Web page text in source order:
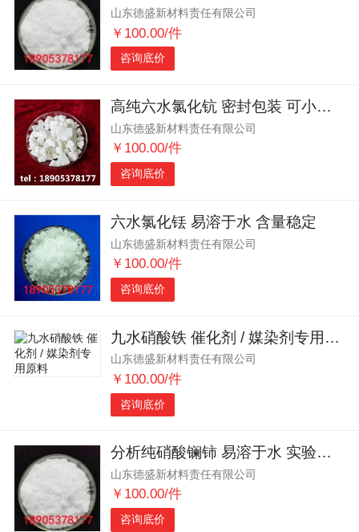
山东德盛新材料责任有限公司
￥100.00/件
咨询底价
高纯六水氯化钪 密封包装 可小批量
山东德盛新材料责任有限公司
￥100.00/件
咨询底价
六水氯化铥 易溶于水 含量稳定
山东德盛新材料责任有限公司
￥100.00/件
咨询底价
九水硝酸铁 催化剂 / 媒染剂专用原料
山东德盛新材料责任有限公司
￥100.00/件
咨询底价
分析纯硝酸镧铈 易溶于水 实验专用
山东德盛新材料责任有限公司
￥100.00/件
咨询底价